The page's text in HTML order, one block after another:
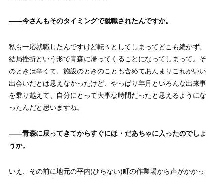
——今さんもそのタイミングで就職されたんですか。
私も一応就職したんですけど転々としてしまってどこも続かず、
結局挫折という形で青森に帰ってくることになってしまって。そ
のときは辛くて、施設のときのことも含めてあんまりこれがいい
出会いだとは思えなかったけど、やっぱり年月といろんな出来事
を乗り越えて、自分にとって大事な時間だったと思えるようにな
ったんだと思いますね。
——青森に戻ってきてからすぐにほ・だあちゃに入ったのでしょ
うか。
いえ、その前に地元の平内(ひらない)町の作業場から声がかかっ